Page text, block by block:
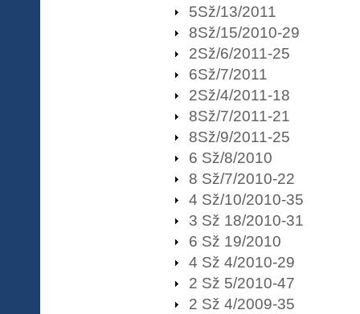
5Sž/13/2011
8Sž/15/2010-29
2Sž/6/2011-25
6Sž/7/2011
2Sž/4/2011-18
8Sž/7/2011-21
8Sž/9/2011-25
6 Sž/8/2010
8 Sž/7/2010-22
4 Sž/10/2010-35
3 Sž 18/2010-31
6 Sž 19/2010
4 Sž 4/2010-29
2 Sž 5/2010-47
2 Sž 4/2009-35